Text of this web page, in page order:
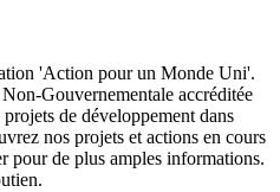
'Action pour un Monde Uni'.
Gouvernementale accréditée
de développement dans
nos projets et actions en cours
pour de plus amples informations.